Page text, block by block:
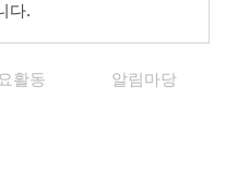
다.
활동 알림마당